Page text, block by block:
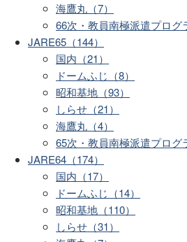
海鷹丸（7）
66次・教員南極派遣プログ
JARE65（144）
国内（21）
ドームふじ（8）
昭和基地（93）
しらせ（21）
海鷹丸（4）
65次・教員南極派遣プログ
JARE64（174）
国内（17）
ドームふじ（14）
昭和基地（110）
しらせ（31）